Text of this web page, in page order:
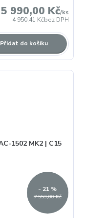
5 990,00 Kč/ks
4 950,41 Kčbez DPH
Přidat do košíku
7 553,00 Kč
- 21 %